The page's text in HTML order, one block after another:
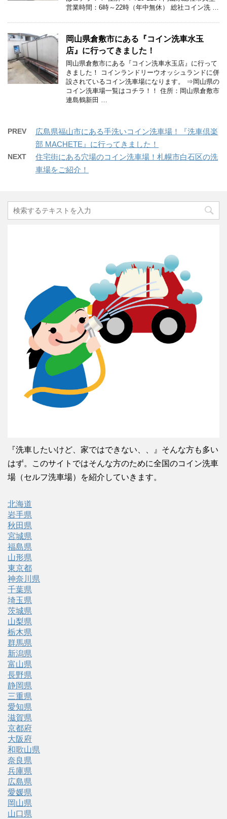
営業時間：6時～22時（年中無休） 総社コイン洗 …
岡山県倉敷市にある『コイン洗車水玉
店』に行ってきました！
岡山県倉敷市にある『コイン洗車水玉店』に行って
きました！ コインランドリーウオッシュランドに併
設されているコイン洗車場になります。 ⇒岡山県の
コイン洗車場一覧はコチラ！！ 住所：岡山県倉敷市
連島鶴新田 …
PREV
広島県福山市にある手洗いコイン洗車場！『洗車倶楽
部 MACHETE』に行ってきました！
NEXT
住宅街にある穴場のコイン洗車場！札幌市白石区の洗
車場をご紹介！
『洗車したいけど、家ではできない、、』そんな方も多い
はず。このサイトではそんな方のために全国のコイン洗車
場（セルフ洗車場）を紹介していきます。
北海道
岩手県
秋田県
宮城県
福島県
山形県
東京都
神奈川県
千葉県
埼玉県
茨城県
山梨県
栃木県
群馬県
新潟県
富山県
長野県
静岡県
三重県
愛知県
滋賀県
京都府
大阪府
和歌山県
奈良県
兵庫県
広島県
愛媛県
岡山県
山口県